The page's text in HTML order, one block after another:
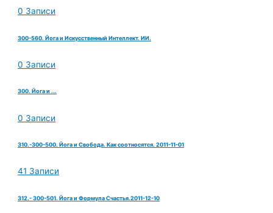
0 Записи
300-560. Йога и Искусственный Интеллект. ИИ.
0 Записи
300. Йога и ...
0 Записи
310.-300-500. Йога и Свобода. Как соотносятся. 2011-11-01
41 Записи
312.- 300-501. Йога и Формула Счастья.2011-12-10